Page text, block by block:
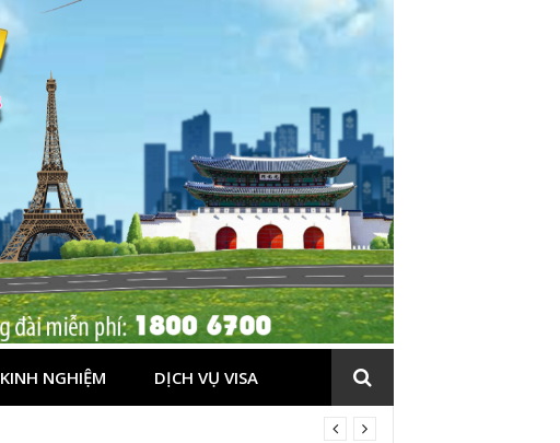
KINH NGHIỆM DỊCH VỤ VISA